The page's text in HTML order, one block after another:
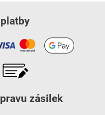
zásilek